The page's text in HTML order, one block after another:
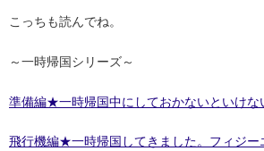
こっちも読んでね。
～一時帰国シリーズ～
準備編★一時帰国中にしておかないといけな
飛行機編★一時帰国してきました。フィジー